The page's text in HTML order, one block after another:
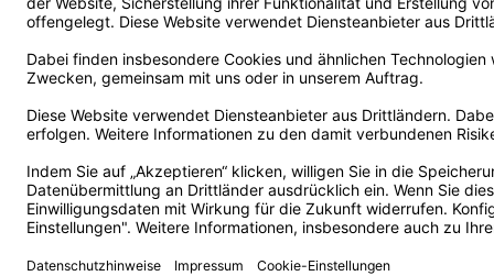
unter:
Vertrag widerrufen